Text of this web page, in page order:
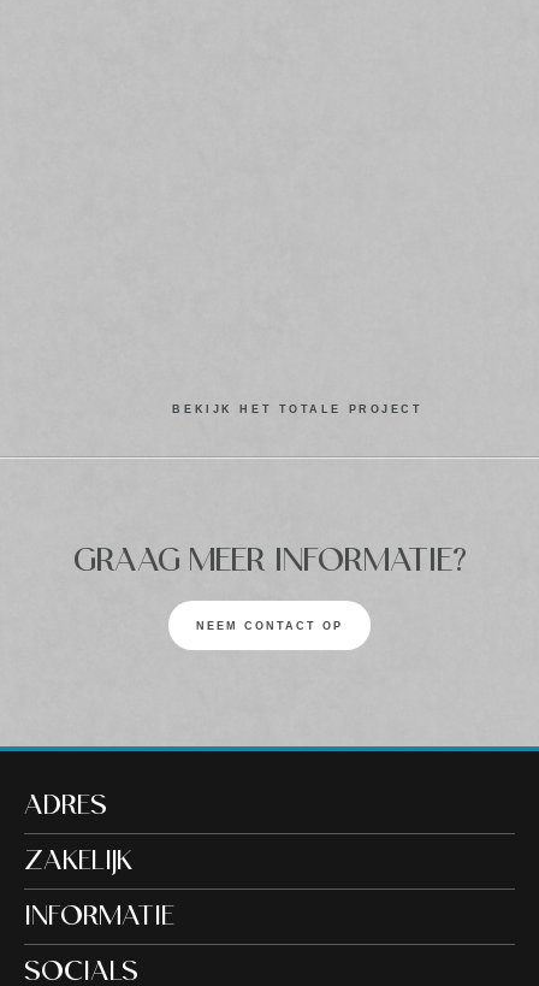
BEKIJK HET TOTALE PROJECT
GRAAG MEER INFORMATIE?
NEEM CONTACT OP
ADRES
ZAKELIJK
INFORMATIE
SOCIALS